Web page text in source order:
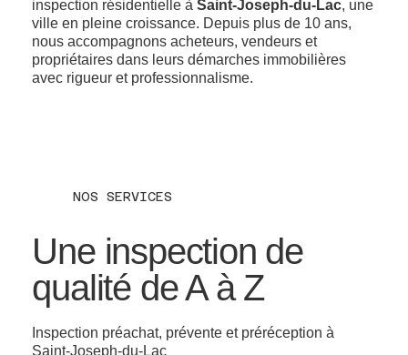
inspection résidentielle àSaint-Joseph-du-Lac, une
ville en pleine croissance. Depuis plus de 10 ans,
nous accompagnons acheteurs, vendeurs et
propriétaires dans leurs démarches immobilières
avec rigueur et professionnalisme.
NOS SERVICES
Une inspection de
qualité de A à Z
Inspection préachat, prévente et préréception à
Saint-Joseph-du-Lac